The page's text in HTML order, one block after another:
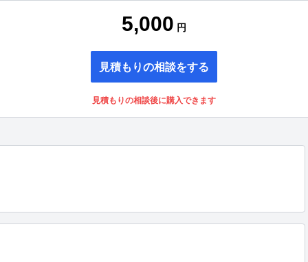
5,000 円
見積もりの相談をする
見積もりの相談後に購入できます